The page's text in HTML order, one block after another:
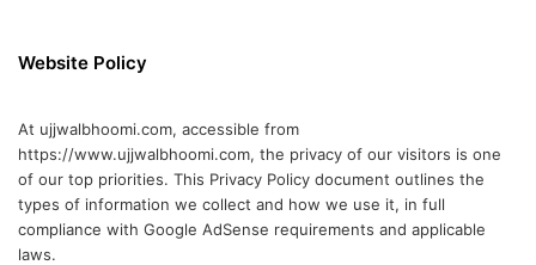
Website Policy
At ujjwalbhoomi.com, accessible from
https://www.ujjwalbhoomi.com, the privacy of our visitors is one
of our top priorities. This Privacy Policy document outlines the
types of information we collect and how we use it, in full
compliance with Google AdSense requirements and applicable
laws.